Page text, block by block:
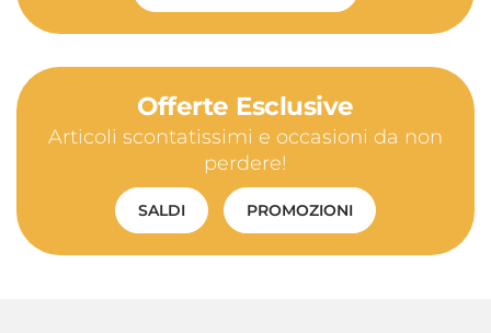
Offerte Esclusive
Articoli scontatissimi e occasioni da non
perdere!
SALDI PROMOZIONI